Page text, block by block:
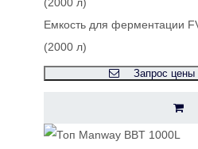
Емкость для ферментации
(2000 л)
Запрос цены